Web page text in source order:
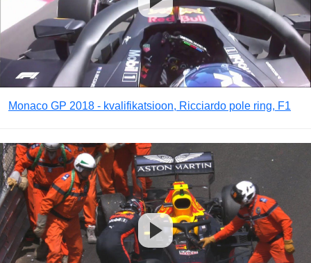
Monaco GP 2018 - kvalifikatsioon, Ricciardo pole ring, F1